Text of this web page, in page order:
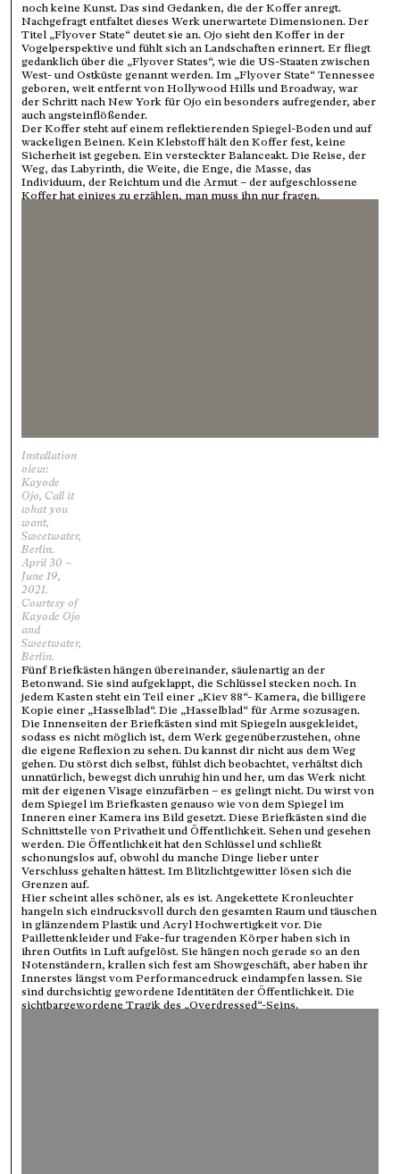
noch keine Kunst. Das sind Gedanken, die der Koffer anregt.
Nachgefragt entfaltet dieses Werk unerwartete Dimensionen. Der
Titel „Flyover State“ deutet sie an. Ojo sieht den Koffer in der
Vogelperspektive und fühlt sich an Landschaften erinnert. Er fliegt
gedanklich über die „Flyover States“, wie die US-Staaten zwischen
West- und Ostküste genannt werden. Im „Flyover State“ Tennessee
geboren, weit entfernt von Hollywood Hills und Broadway, war
der Schritt nach New York für Ojo ein besonders aufregender, aber
auch angsteinflößender.
Der Koffer steht auf einem reflektierenden Spiegel-Boden und auf
wackeligen Beinen. Kein Klebstoff hält den Koffer fest, keine
Sicherheit ist gegeben. Ein versteckter Balanceakt. Die Reise, der
Weg, das Labyrinth, die Weite, die Enge, die Masse, das
Individuum, der Reichtum und die Armut – der aufgeschlossene
Koffer hat einiges zu erzählen, man muss ihn nur fragen.
Installation
view:
Kayode
Ojo, Call it
what you
want,
Sweetwater,
Berlin.
April 30 –
June 19,
2021.
Courtesy of
Kayode Ojo
and
Sweetwater,
Berlin.
Fünf Briefkästen hängen übereinander, säulenartig an der
Betonwand. Sie sind aufgeklappt, die Schlüssel stecken noch. In
jedem Kasten steht ein Teil einer „Kiev 88“- Kamera, die billigere
Kopie einer „Hasselblad“. Die „Hasselblad“ für Arme sozusagen.
Die Innenseiten der Briefkästen sind mit Spiegeln ausgekleidet,
sodass es nicht möglich ist, dem Werk gegenüberzustehen, ohne
die eigene Reflexion zu sehen. Du kannst dir nicht aus dem Weg
gehen. Du störst dich selbst, fühlst dich beobachtet, verhältst dich
unnatürlich, bewegst dich unruhig hin und her, um das Werk nicht
mit der eigenen Visage einzufärben – es gelingt nicht. Du wirst von
dem Spiegel im Briefkasten genauso wie von dem Spiegel im
Inneren einer Kamera ins Bild gesetzt. Diese Briefkästen sind die
Schnittstelle von Privatheit und Öffentlichkeit. Sehen und gesehen
werden. Die Öffentlichkeit hat den Schlüssel und schließt
schonungslos auf, obwohl du manche Dinge lieber unter
Verschluss gehalten hättest. Im Blitzlichtgewitter lösen sich die
Grenzen auf.
Hier scheint alles schöner, als es ist. Angekettete Kronleuchter
hangeln sich eindrucksvoll durch den gesamten Raum und täuschen
in glänzendem Plastik und Acryl Hochwertigkeit vor. Die
Paillettenkleider und Fake-fur tragenden Körper haben sich in
ihren Outfits in Luft aufgelöst. Sie hängen noch gerade so an den
Notenständern, krallen sich fest am Showgeschäft, aber haben ihr
Innerstes längst vom Performancedruck eindampfen lassen. Sie
sind durchsichtig gewordene Identitäten der Öffentlichkeit. Die
sichtbargewordene Tragik des „Overdressed“-Seins.